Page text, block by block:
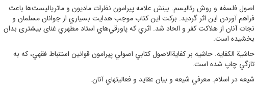
اصول فلسفه و روش رئاليسم. بينش علامه پيرامون نظرات ماديون و ماترياليست‌ها باعث
فراهم آوردن اين اثر گرديد. برکت اين کتاب موجب هدايت بسياري از جوانان مسلمان و
نجات آنان از هلاکت کفر و الحاد شد. اثري که پاورقي‌هاي استاد مطهري غنای بیشتری بدان
بخشيده است.
حاشية الکفايه. حاشيه بر کفاية‌الاصول کتابي اصولي پيرامون قوانين استنباط فقهي، که به
تازگي چاپ شده است.
شيعه در اسلام. معرفي شيعه و بيان عقايد و فعاليتهاي آنان.